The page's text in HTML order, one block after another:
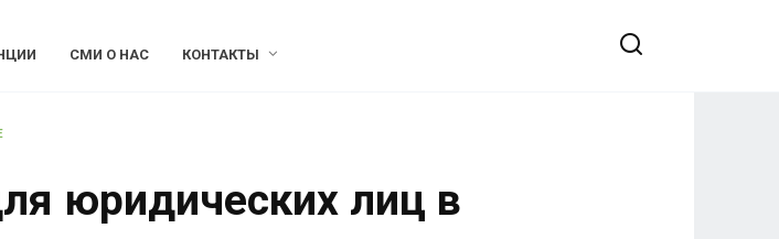
СМИ О НАС КОНТАКТЫ
юридических лиц в